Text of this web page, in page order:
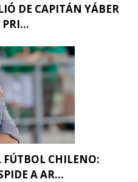
DE CAPITÁN YÁBER
PRI...
FÚTBOL CHILENO:
A AR...